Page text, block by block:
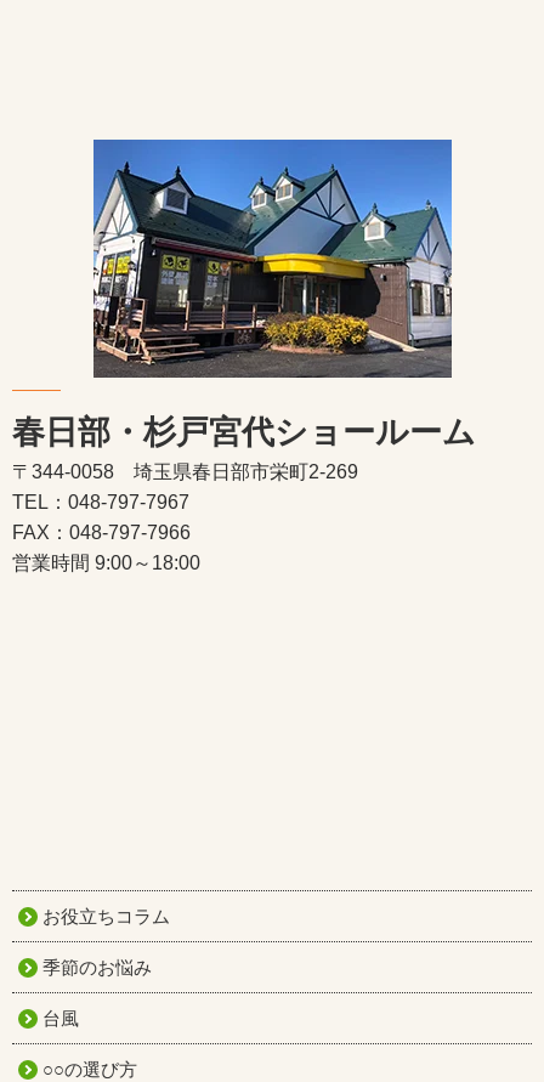
春日部・杉戸宮代ショールーム
〒344-0058 埼玉県春日部市栄町2-269
TEL：048-797-7967
FAX：048-797-7966
営業時間 9:00～18:00
お役立ちコラム
季節のお悩み
台風
○○の選び方